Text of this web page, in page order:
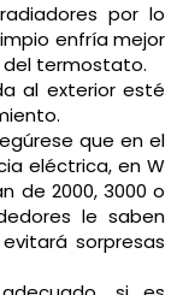
por lo
enfría mejor
del termostato.
al exterior esté
que en el
eléctrica, en W
de 2000, 3000 o
le saben
sorpresas